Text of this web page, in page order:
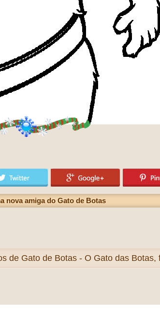
nova amiga do Gato de Botas
de Gato de Botas - O Gato das Botas,